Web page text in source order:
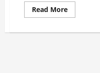
Read MoreRead
more
Danamon